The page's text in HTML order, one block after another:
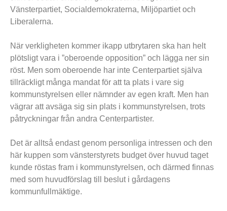
Vänsterpartiet, Socialdemokraterna, Miljöpartiet och
Liberalerna.
När verkligheten kommer ikapp utbrytaren ska han helt
plötsligt vara i ”oberoende opposition” och lägga ner sin
röst. Men som oberoende har inte Centerpartiet själva
tillräckligt många mandat för att ta plats i vare sig
kommunstyrelsen eller nämnder av egen kraft. Men han
vägrar att avsäga sig sin plats i kommunstyrelsen, trots
påtryckningar från andra Centerpartister.
Det är alltså endast genom personliga intressen och den
här kuppen som vänsterstyrets budget över huvud taget
kunde röstas fram i kommunstyrelsen, och därmed finnas
med som huvudförslag till beslut i gårdagens
kommunfullmäktige.